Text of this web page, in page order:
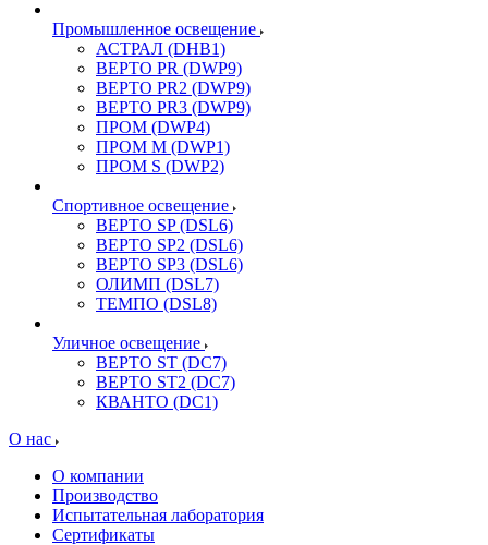
Промышленное освещение
АСТРАЛ (DHB1)
ВЕРТО PR (DWP9)
ВЕРТО PR2 (DWP9)
ВЕРТО PR3 (DWP9)
ПРОМ (DWP4)
ПРОМ M (DWP1)
ПРОМ S (DWP2)
Спортивное освещение
ВЕРТО SP (DSL6)
ВЕРТО SP2 (DSL6)
ВЕРТО SP3 (DSL6)
ОЛИМП (DSL7)
ТЕМПО (DSL8)
Уличное освещение
ВЕРТО ST (DC7)
ВЕРТО ST2 (DC7)
КВАНТО (DC1)
О нас
О компании
Производство
Испытательная лаборатория
Сертификаты